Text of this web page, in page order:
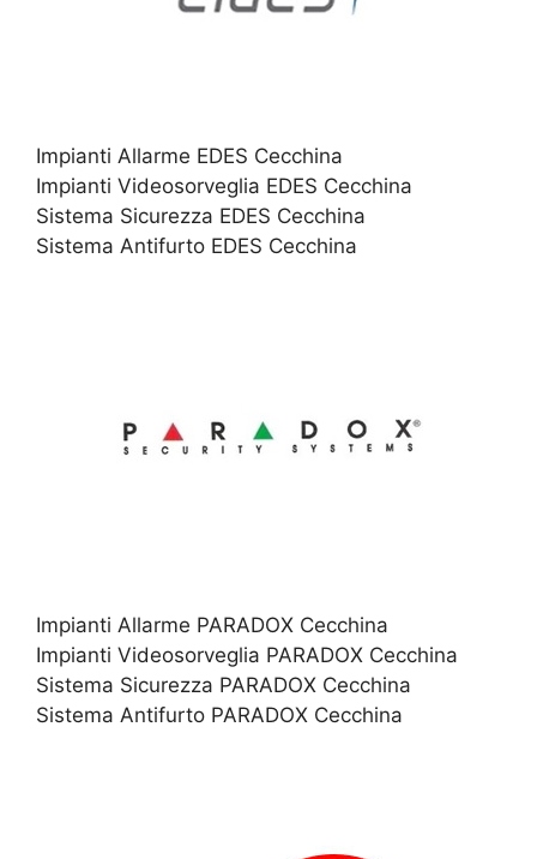
Impianti Allarme EDES Cecchina
Impianti Videosorveglia EDES Cecchina
Sistema Sicurezza EDES Cecchina
Sistema Antifurto EDES Cecchina
Impianti Allarme PARADOX Cecchina
Impianti Videosorveglia PARADOX Cecchina
Sistema Sicurezza PARADOX Cecchina
Sistema Antifurto PARADOX Cecchina